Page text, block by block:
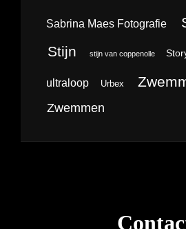
Sabrina Maes Fotografie
Stijn stijn van coppenolle
ultraloop Urbex
Zwemmen